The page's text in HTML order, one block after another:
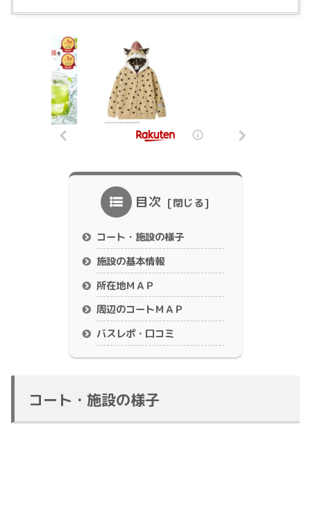
目次
コート・施設の様子
施設の基本情報
所在地ＭＡＰ
周辺のコートＭＡＰ
バスレポ・口コミ
コート・施設の様子